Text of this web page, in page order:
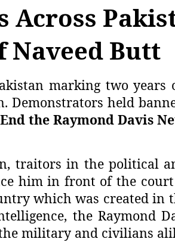
Butt
marking two
held
End the Raymond Davis
traitors in the political
him in front of the
which was created in
the Raymond
military and civilians